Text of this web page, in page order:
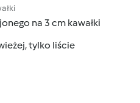
na 3 cm kawałki
tylko liście